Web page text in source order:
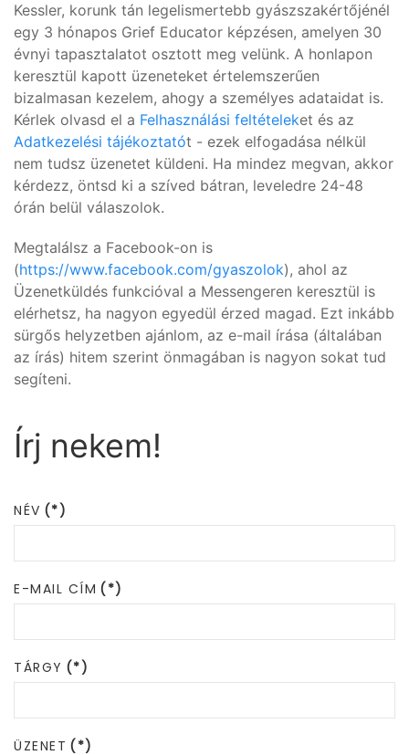
Kessler, korunk tán legelismertebb gyászszakértőjénél
egy 3 hónapos Grief Educator képzésen, amelyen 30
évnyi tapasztalatot osztott meg velünk. A honlapon
keresztül kapott üzeneteket értelemszerűen
bizalmasan kezelem, ahogy a személyes adataidat is.
Kérlek olvasd el a Felhasználási feltételeket és az
Adatkezelési tájékoztatót - ezek elfogadása nélkül
nem tudsz üzenetet küldeni. Ha mindez megvan, akkor
kérdezz, öntsd ki a szíved bátran, leveledre 24-48
órán belül válaszolok.
Megtalálsz a Facebook-on is
(https://www.facebook.com/gyaszolok), ahol az
Üzenetküldés funkcióval a Messengeren keresztül is
elérhetsz, ha nagyon egyedül érzed magad. Ezt inkább
sürgős helyzetben ajánlom, az e-mail írása (általában
az írás) hitem szerint önmagában is nagyon sokat tud
segíteni.
Írj nekem!
NÉV (*)
E-MAIL CÍM (*)
TÁRGY (*)
ÜZENET (*)